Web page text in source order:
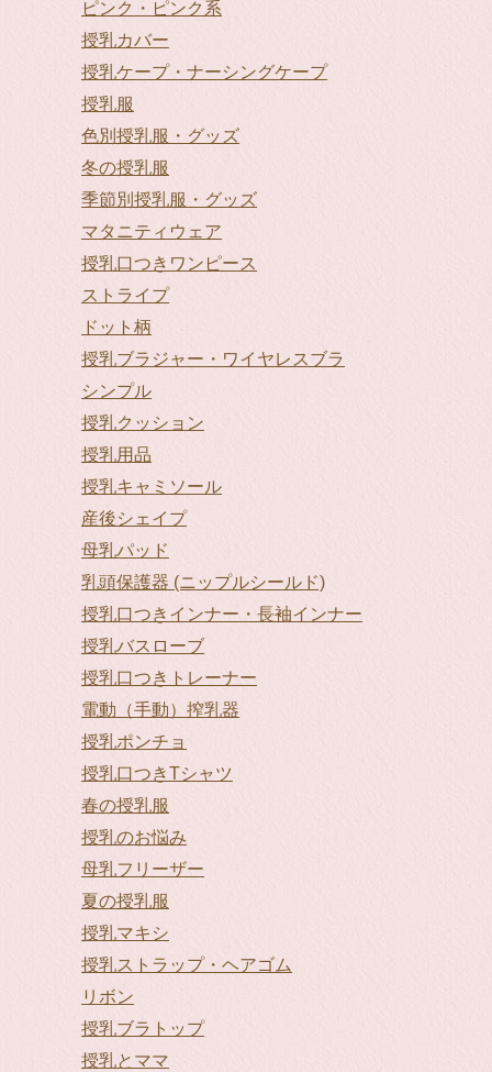
ピンク・ピンク系
授乳カバー
授乳ケープ・ナーシングケープ
授乳服
色別授乳服・グッズ
冬の授乳服
季節別授乳服・グッズ
マタニティウェア
授乳口つきワンピース
ストライプ
ドット柄
授乳ブラジャー・ワイヤレスブラ
シンプル
授乳クッション
授乳用品
授乳キャミソール
産後シェイプ
母乳パッド
乳頭保護器 (ニップルシールド)
授乳口つきインナー・長袖インナー
授乳バスローブ
授乳口つきトレーナー
電動（手動）搾乳器
授乳ポンチョ
授乳口つきTシャツ
春の授乳服
授乳のお悩み
母乳フリーザー
夏の授乳服
授乳マキシ
授乳ストラップ・ヘアゴム
リボン
授乳ブラトップ
授乳とママ